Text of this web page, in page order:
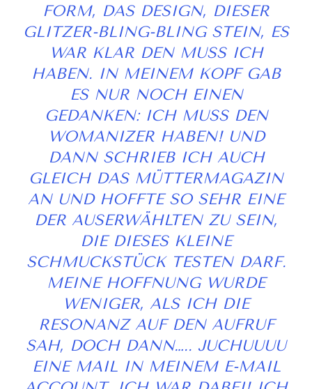
ORM, DAS DESIGN, DIESER G
LITZER-BLING-BLING STEIN, ES W
AR KLAR DEN MUSS ICH H
ABEN. IN MEINEM KOPF GAB E
S NUR NOCH EINEN G
EDANKEN: ICH MUSS DEN W
OMANIZER HABEN! UND D
ANN SCHRIEB ICH AUCH G
LEICH DAS MÜTTERMAGAZIN A
N UND HOFFTE SO SEHR EINE D
ER AUSERWÄHLTEN ZU SEIN, D
IE DIESES KLEINE S
CHMUCKSTÜCK TESTEN DARF. M
EINE HOFFNUNG WURDE W
ENIGER, ALS ICH DIE R
ESONANZ AUF DEN AUFRUF S
AH, DOCH DANN….. JUCHUUUU E
INE MAIL IN MEINEM E-MAIL A